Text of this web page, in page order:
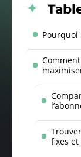
fixes